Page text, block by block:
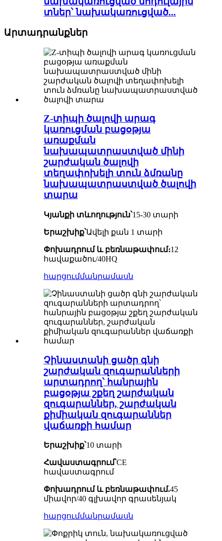
տներ՝ նախակառուցված...
Արտադրանքներ
Z-տիպի ծալովի արագ
կառուցման բացօթյա
առաքման
նախապատրաստված մինի
շարժական ծալովի
տեղափոխելի տուն ձմռանը
նախապատրաստված ծալովի
տարա
Կյանքի տևողություն՝15-30 տարի
Երաշխիք՝Ավելի քան 1 տարի
Փոխադրում և բեռնաթափում։12
հավաքածու/40HQ
հարցումմանրամասն
Չինաստանի ցածր գնի
շարժական զուգարանների
արտադրող՝ հանրային
բացօթյա շքեղ շարժական
զուգարաններ, շարժական
քիմիական զուգարաններ
վաճառքի համար
Երաշխիք՝10 տարի
Հավաստագրում՝CE
հավաստագրում
Փոխադրում և բեռնաթափում.45
միավոր/40 գլխավոր գրասենյակ
հարցումմանրամասն